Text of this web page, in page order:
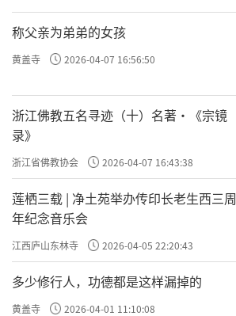
称父亲为弟弟的女孩
黄盖寺 2026-04-07 16:56:50
浙江佛教五名寻迹（十）名著·《宗镜
录》
浙江省佛教协会 2026-04-07 16:43:38
莲栖三载 | 净土苑举办传印长老生西三周
年纪念音乐会
江西庐山东林寺 2026-04-05 22:20:43
多少修行人，功德都是这样漏掉的
黄盖寺 2026-04-01 11:10:08